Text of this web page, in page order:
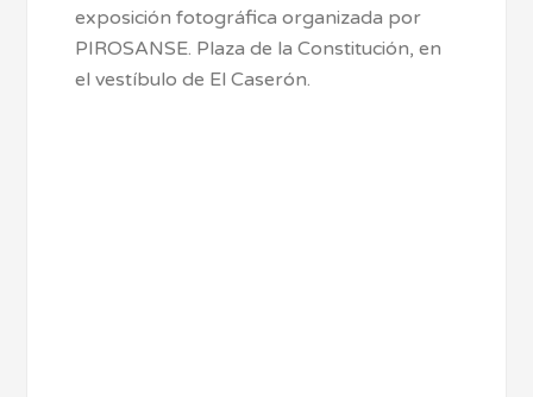
exposición fotográfica organizada por
PIROSANSE. Plaza de la Constitución, en
el vestíbulo de El Caserón.